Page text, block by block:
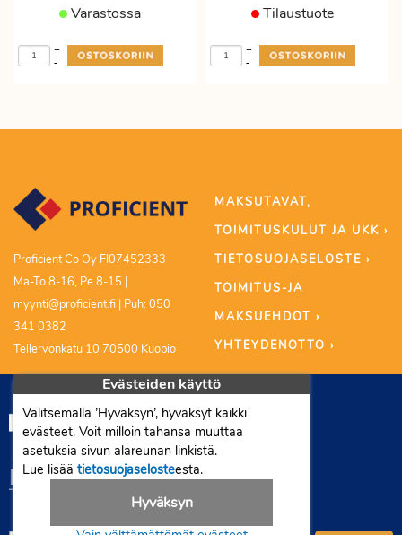
Varastossa
-
+
Tilaustuote
-
+
Proficient Co Oy FI07452333
Ma-To 8-16, Pe 8-15 |
myynti@proficient.fi | Puh: 050
341 0382
Tellervonkatu 10 70500 Kuopio
MAKSUTAVAT,
TOIMITUSKULUT JA UKK ›
TIETOSUOJASELOSTE ›
TOIMITUS-JA
MAKSUEHDOT ›
YHTEYDENOTTO ›
Evästeiden käyttö
Valitsemalla ’Hyväksyn’, hyväksyt kaikki
evästeet. Voit milloin tahansa muuttaa
asetuksia sivun alareunan linkistä.
Lue lisää tietosuojaselosteesta.
Hyväksyn